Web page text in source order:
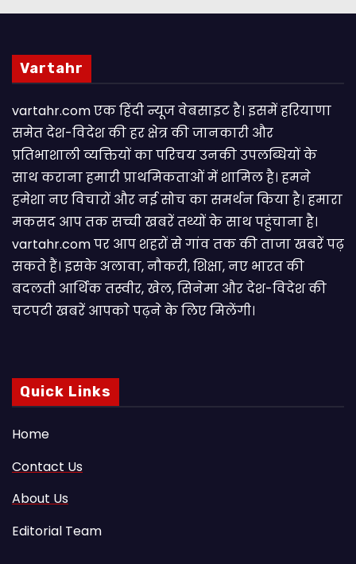
Vartahr
vartahr.com एक हिंदी न्यूज वेबसाइट है। इसमें हरियाणा
समेत देश-विदेश की हर क्षेत्र की जानकारी और
प्रतिभाशाली व्यक्तियों का परिचय उनकी उपलब्धियों के
साथ कराना हमारी प्राथमिकताओं में शामिल है। हमने
हमेशा नए विचारों और नई सोच का समर्थन किया है। हमारा
मकसद आप तक सच्ची खबरें तथ्यों के साथ पहुंचाना है।
vartahr.com पर आप शहरों से गांव तक की ताजा खबरें पढ़
सकते हैं। इसके अलावा, नौकरी, शिक्षा, नए भारत की
बदलती आर्थिक तस्वीर, खेल, सिनेमा और देश-विदेश की
चटपटी खबरें आपकाे पढ़ने के लिए मिलेंगी।
Quick Links
Home
Contact Us
About Us
Editorial Team